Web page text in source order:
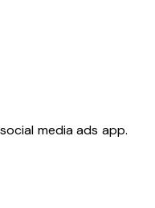
media ads app.